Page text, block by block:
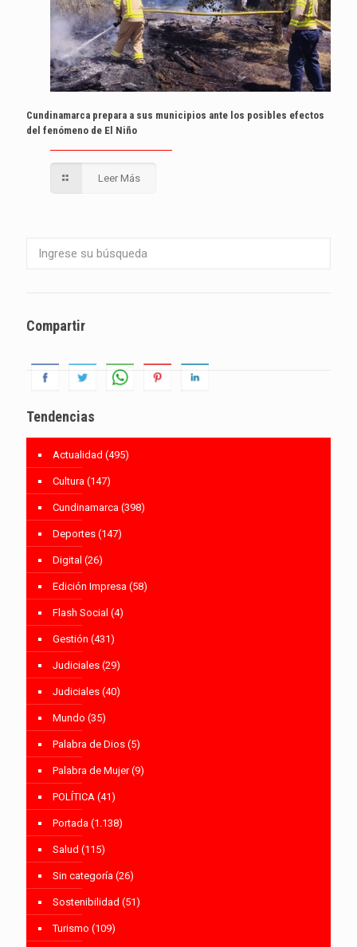
Cundinamarca prepara a sus municipios ante los posibles efectos
del fenómeno de El Niño
Leer Más
Compartir
Tendencias
Actualidad (495)
Cultura (147)
Cundinamarca (398)
Deportes (147)
Digital (26)
Edición Impresa (58)
Flash Social (4)
Gestión (431)
Judiciales (29)
Judiciales (40)
Mundo (35)
Palabra de Dios (5)
Palabra de Mujer(9)
POLÍTICA (41)
Portada (1.138)
Salud (115)
Sin categoría (26)
Sostenibilidad (51)
Turismo (109)